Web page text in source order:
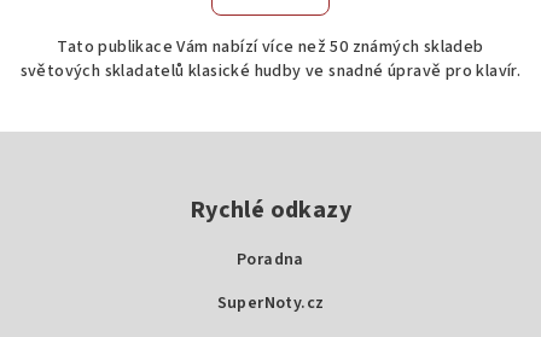
Tato publikace Vám nabízí více než 50 známých skladeb
světových skladatelů klasické hudby ve snadné úpravě pro klavír.
Rychlé odkazy
Poradna
SuperNoty.cz